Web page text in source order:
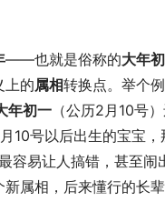
——也就是俗称的大年
上的属相转换点。举个例
年初一 （公历2月10号
10号以后出生的宝宝，
容易让人搞错，甚至闹
属相，后来懂行的长